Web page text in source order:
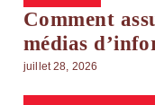
Comment
médias
juillet 28, 2026